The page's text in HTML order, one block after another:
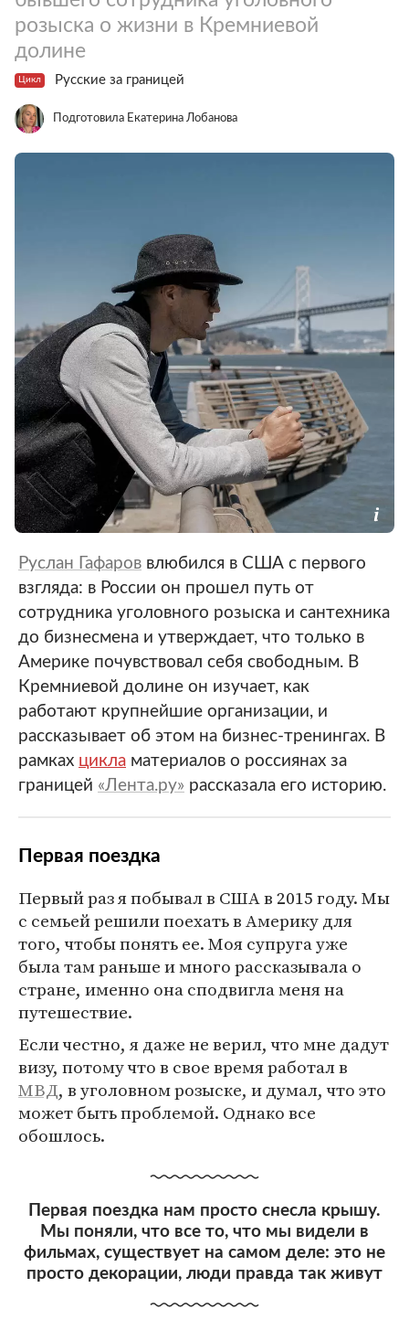
розыска о жизни в Кремниевой
долине
Цикл Русские за границей
Подготовила Екатерина Лобанова
Руслан Гафаров влюбился в США с первого
взгляда: в России он прошел путь от
сотрудника уголовного розыска и сантехника
до бизнесмена и утверждает, что только в
Америке почувствовал себя свободным. В
Кремниевой долине он изучает, как
работают крупнейшие организации, и
рассказывает об этом на бизнес-тренингах. В
рамках цикла материалов о россиянах за
границей «Лента.ру» рассказала его историю.
Первая поездка
Первый раз я побывал в США в 2015 году. Мы
с семьей решили поехать в Америку для
того, чтобы понять ее. Моя супруга уже
была там раньше и много рассказывала о
стране, именно она сподвигла меня на
путешествие.
Если честно, я даже не верил, что мне дадут
визу, потому что в свое время работал в
МВД, в уголовном розыске, и думал, что это
может быть проблемой. Однако все
обошлось.
Первая поездка нам просто снесла крышу.
Мы поняли, что все то, что мы видели в
фильмах, существует на самом деле: это не
просто декорации, люди правда так живут